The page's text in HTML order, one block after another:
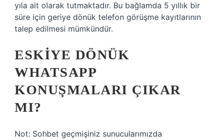
yıla ait olarak tutmaktadır. Bu bağlamda 5 yıllık bir
süre için geriye dönük telefon görüşme kayıtlarının
talep edilmesi mümkündür.
ESKIYE DÖNÜK
WHATSAPP
KONUŞMALARI ÇIKAR
MI?
Not: Sohbet geçmişiniz sunucularımızda